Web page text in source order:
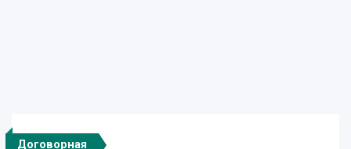
Договорная